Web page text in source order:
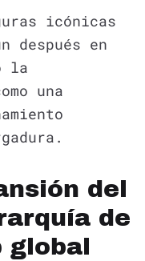
icónicas
después en
la
una
del
de
global